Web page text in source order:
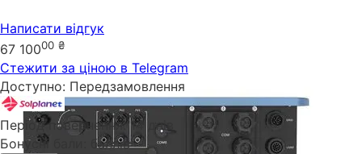
Написати відгук
67 10000 ₴
Стежити за ціною в Telegram
Доступно: Передзамовлення
Період повернення: 14 днів
Бонусні бали:
баллів